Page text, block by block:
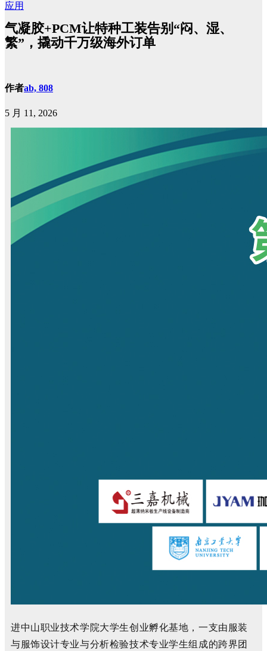
应用
气凝胶+PCM让特种工装告别“闷、湿、
繁”，撬动千万级海外订单
作者ab, 808
5 月 11, 2026
进中山职业技术学院大学生创业孵化基地，一支由服装
与服饰设计专业与分析检验技术专业学生组成的跨界团